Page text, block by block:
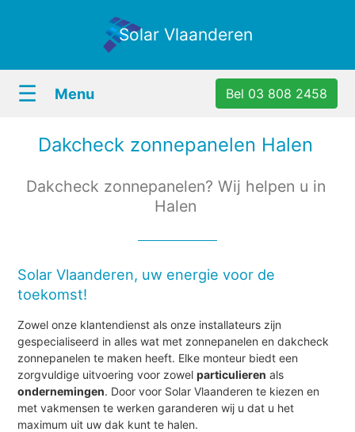
Solar Vlaanderen
☰ Menu Bel 03 808 2458
Dakcheck zonnepanelen Halen
Dakcheck zonnepanelen? Wij helpen u in
Halen
Solar Vlaanderen, uw energie voor de
toekomst!
Zowel onze klantendienst als onze installateurs zijn
gespecialiseerd in alles wat met zonnepanelen en dakcheck
zonnepanelen te maken heeft. Elke monteur biedt een
zorgvuldige uitvoering voor zowelparticulieren als
ondernemingen. Door voor Solar Vlaanderen te kiezen en
met vakmensen te werken garanderen wij u dat u het
maximum uit uw dak kunt te halen.